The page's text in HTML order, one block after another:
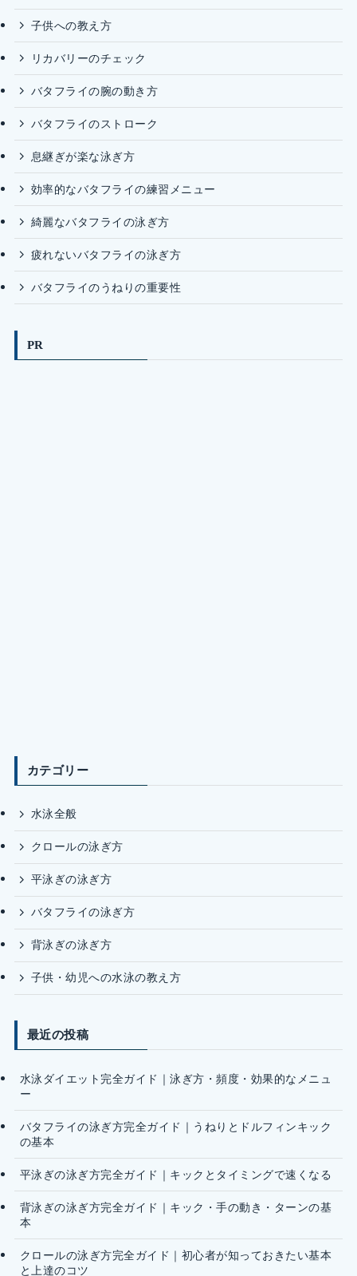
子供への教え方
リカバリーのチェック
バタフライの腕の動き方
バタフライのストローク
息継ぎが楽な泳ぎ方
効率的なバタフライの練習メニュー
綺麗なバタフライの泳ぎ方
疲れないバタフライの泳ぎ方
バタフライのうねりの重要性
PR
カテゴリー
水泳全般
クロールの泳ぎ方
平泳ぎの泳ぎ方
バタフライの泳ぎ方
背泳ぎの泳ぎ方
子供・幼児への水泳の教え方
最近の投稿
水泳ダイエット完全ガイド｜泳ぎ方・頻度・効果的なメニュ
ー
バタフライの泳ぎ方完全ガイド｜うねりとドルフィンキック
の基本
平泳ぎの泳ぎ方完全ガイド｜キックとタイミングで速くなる
背泳ぎの泳ぎ方完全ガイド｜キック・手の動き・ターンの基
本
クロールの泳ぎ方完全ガイド｜初心者が知っておきたい基本
と上達のコツ